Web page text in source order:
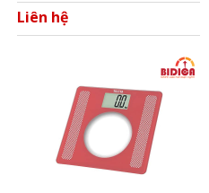
Liên hệ